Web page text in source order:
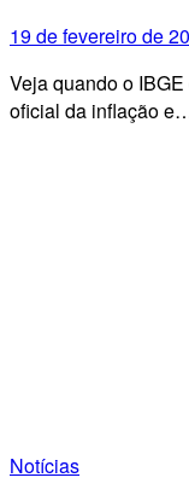
19 de fevereiro de
Veja quando o
oficial da inflação
Notícias